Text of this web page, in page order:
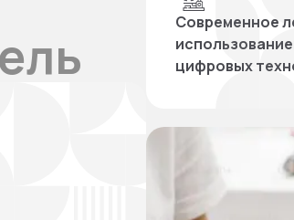
Современное
цифровых